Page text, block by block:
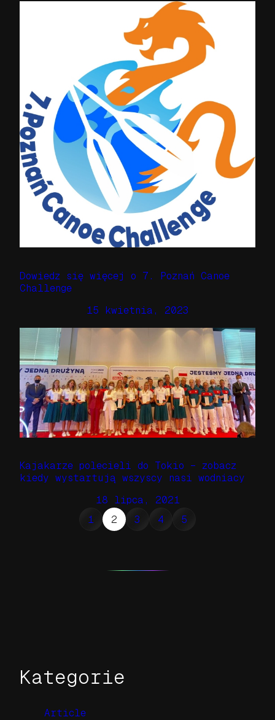
Dowiedz się więcej o 7. Poznań Canoe
Challenge
15 kwietnia, 2023
Kajakarze polecieli do Tokio – zobacz
kiedy wystartują wszyscy nasi wodniacy
18 lipca, 2021
1
2 3 4 5
Kategorie
Article